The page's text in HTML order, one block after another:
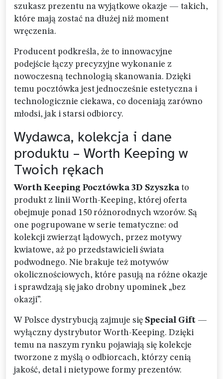
szukasz prezentu na wyjątkowe okazje — takich,
które mają zostać na dłużej niż moment
wręczenia.
Producent podkreśla, że to innowacyjne
podejście łączy precyzyjne wykonanie z
nowoczesną technologią skanowania. Dzięki
temu pocztówka jest jednocześnie estetyczna i
technologicznie ciekawa, co doceniają zarówno
młodsi, jak i starsi odbiorcy.
Wydawca, kolekcja i dane
produktu – Worth Keeping w
Twoich rękach
Worth Keeping Pocztówka 3D Szyszkato
produkt z linii Worth-Keeping, której oferta
obejmuje ponad 150 różnorodnych wzorów. Są
one pogrupowane w serie tematyczne: od
kolekcji zwierząt lądowych, przez motywy
kwiatowe, aż po przedstawicieli świata
podwodnego. Nie brakuje też motywów
okolicznościowych, które pasują na różne okazje
i sprawdzają się jako drobny upominek „bez
okazji”.
W Polsce dystrybucją zajmuje się Special Gift —
wyłączny dystrybutor Worth-Keeping. Dzięki
temu na naszym rynku pojawiają się kolekcje
tworzone z myślą o odbiorcach, którzy cenią
jakość, detal i nietypowe formy prezentów.